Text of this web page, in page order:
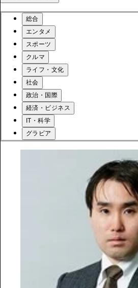
総合
エンタメ
スポーツ
クルマ
ライフ・文化
社会
政治・国際
経済・ビジネス
IT・科学
グラビア